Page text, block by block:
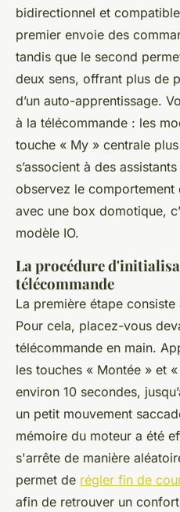
bidirectionnel et
premier envoie des
tandis que le second
deux sens, offrant plus de
d’un auto-apprentissage.
à la télécommande : les
touche « My » centrale
s’associent à des
observez le comportement
avec une box domotique,
modèle IO.
La procédure
télécommande
La première étape
Pour cela, placez-vous
télécommande en main.
les touches « Montée » et
environ 10 secondes,
un petit mouvement
mémoire du moteur a été
s'arrête de manière
permet de régler fin de
afin de retrouver un